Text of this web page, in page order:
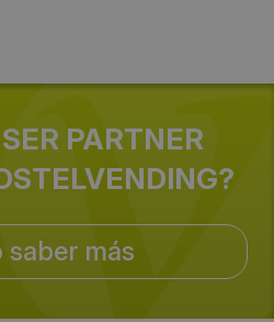
PARTNER
saber más